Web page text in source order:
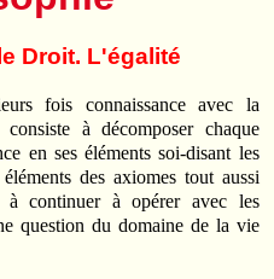
Droit. L'égalité
fois connaissance avec la
à décomposer chaque
en ses éléments soi-disant les
des axiomes tout aussi
à continuer à opérer avec les
question du domaine de la vie